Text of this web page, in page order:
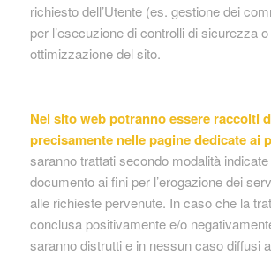
richiesto dell’Utente (es. gestione dei
per l’esecuzione di controlli di sicurezza
ottimizzazione del sito.
Nel sito web potranno essere raccolti
precisamente nelle pagine dedicate ai
saranno trattati secondo modalità
documento ai fini per l’erogazione dei
alle richieste pervenute. In caso che la
conclusa positivamente e/o
saranno distrutti e in nessun caso diffusi